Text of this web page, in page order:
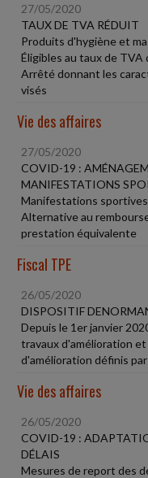
27/05/2020
TAUX DE TVA RÉDUIT
Produits d'hygiène et
Éligibles au taux de TVA
Arrêté donnant les
visés
Vie des affaires
27/05/2020
COVID-19 :
MANIFESTATIONS
Manifestations
Alternative au
prestation équivalente
Fiscal TPE
26/05/2020
DISPOSITIF
Depuis le 1er janvier
travaux d'amélioration
d'amélioration définis
Vie des affaires
26/05/2020
COVID-19 :
DÉLAIS
Mesures de report des